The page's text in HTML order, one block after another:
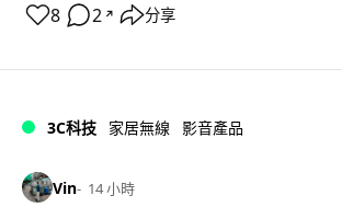
8 2 ↗ 分享
3C科技 家居無線 影音產品
Vin 14 小時